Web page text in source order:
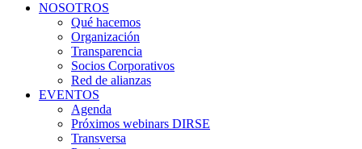
NOSOTROS
Qué hacemos
Organización
Transparencia
Socios Corporativos
Red de alianzas
EVENTOS
Agenda
Próximos webinars DIRSE
Transversa